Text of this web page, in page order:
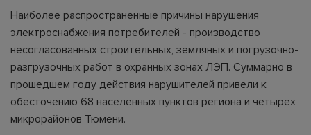
Наиболее распространенные причины нарушения
электроснабжения потребителей - производство
несогласованных строительных, земляных и погрузочно-
разгрузочных работ в охранных зонах ЛЭП. Суммарно в
прошедшем году действия нарушителей привели к
обесточению 68 населенных пунктов региона и четырех
микрорайонов Тюмени.